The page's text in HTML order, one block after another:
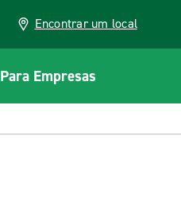
Encontrar um local
Para Empresas